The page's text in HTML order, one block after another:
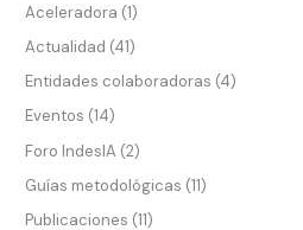
Aceleradora (1)
Actualidad (41)
Entidades colaboradoras (4)
Eventos (14)
Foro IndesIA (2)
Guías metodológicas (11)
Publicaciones (11)